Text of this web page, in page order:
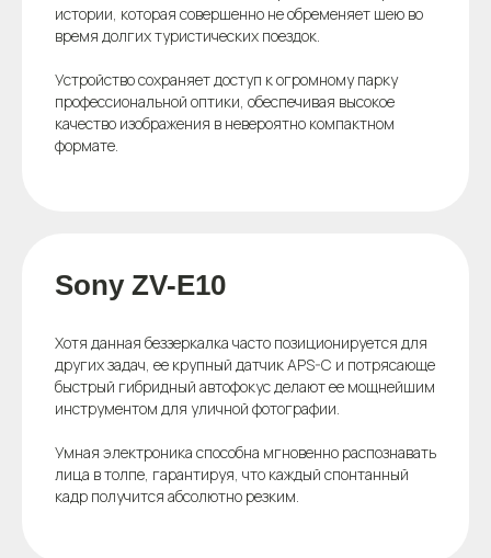
истории, которая совершенно не обременяет шею во
время долгих туристических поездок.
Устройство сохраняет доступ к огромному парку
профессиональной оптики, обеспечивая высокое
качество изображения в невероятно компактном
формате.
Sony ZV-E10
Хотя данная беззеркалка часто позиционируется для
других задач, ее крупный датчик APS-C и потрясающе
быстрый гибридный автофокус делают ее мощнейшим
инструментом для уличной фотографии.
Умная электроника способна мгновенно распознавать
лица в толпе, гарантируя, что каждый спонтанный
кадр получится абсолютно резким.